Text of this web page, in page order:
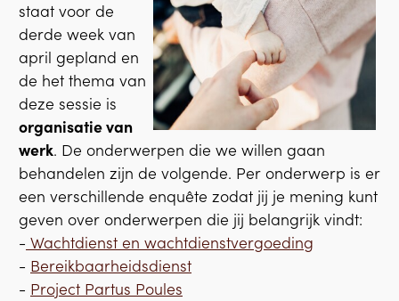
staat voor de
derde week van
april gepland en
de het thema van
deze sessie is
organisatie van
werk. De onderwerpen die we willen gaan
behandelen zijn de volgende. Per onderwerp is er
een verschillende enquête zodat jij je mening kunt
geven over onderwerpen die jij belangrijk vindt:
- Wachtdienst en wachtdienstvergoeding
- Bereikbaarheidsdienst
- Project Partus Poules